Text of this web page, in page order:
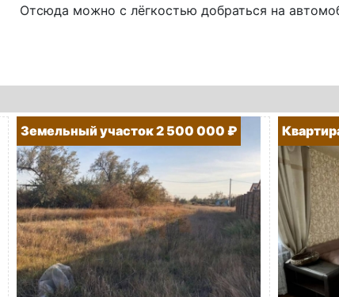
Отсюда можно с лёгкостью добраться на
Земельный участок 2 500 000 ₽